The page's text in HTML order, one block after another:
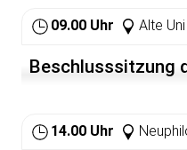
09.00 Uhr Alte Uni
Beschlusssitzung
14.00 Uhr